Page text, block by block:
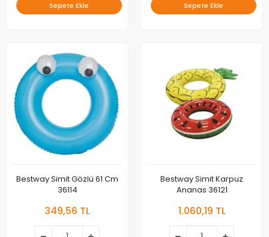
Sepete Ekle Sepete Ekle
Bestway Simit Gözlü 61 Cm
36114
349,56 TL
Bestway Simit Karpuz
Ananas 36121
1.060,19 TL